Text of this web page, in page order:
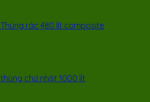
Thùng rác 480 lít composite
thùng chữ nhật 1000 lít